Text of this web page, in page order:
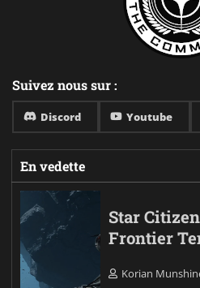
Suivez nous sur :
Discord Youtube
En vedette
Star
Frontier
Korian